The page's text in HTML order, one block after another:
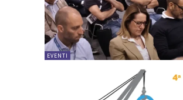
EVENTI